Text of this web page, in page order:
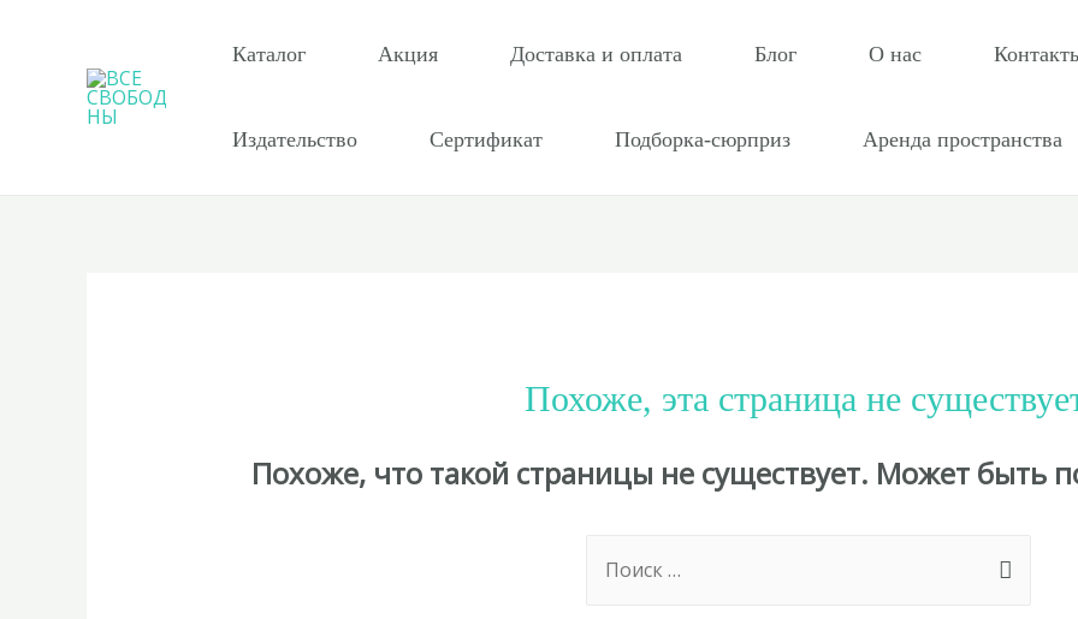
содержимому
Каталог Акция Доставка и оплата Блог О нас
Издательство Сертификат Подборка-сюрприз Аренда пространства
Похоже, эта страница не
Похоже, что такой страницы не существует. Может быть
for: